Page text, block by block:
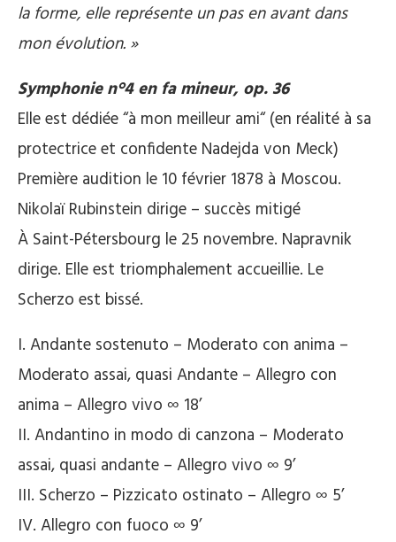
la forme, elle représente un pas en avant dans
mon évolution. »
Symphonie n°4 en fa mineur, op. 36
Elle est dédiée “à mon meilleur ami“ (en réalité à sa
protectrice et confidente Nadejda von Meck)
Première audition le 10 février 1878 à Moscou.
Nikolaï Rubinstein dirige – succès mitigé
À Saint-Pétersbourg le 25 novembre. Napravnik
dirige. Elle est triomphalement accueillie. Le
Scherzo est bissé.
I. Andante sostenuto – Moderato con anima –
Moderato assai, quasi Andante – Allegro con
anima – Allegro vivo ∞ 18’
II. Andantino in modo di canzona – Moderato
assai, quasi andante – Allegro vivo ∞ 9’
III. Scherzo – Pizzicato ostinato – Allegro ∞ 5’
IV. Allegro con fuoco ∞ 9’